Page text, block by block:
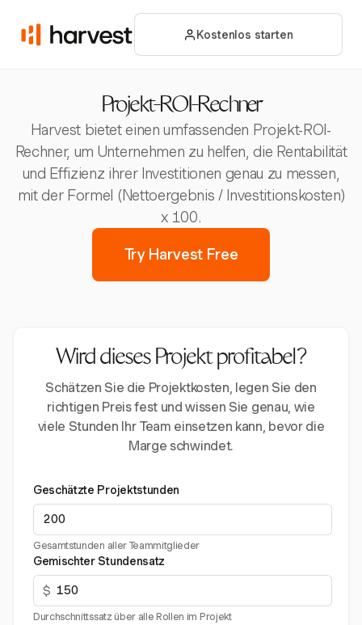
Kostenlos starten
Projekt-ROI-Rechner
Harvest bietet einen umfassenden Projekt-ROI-
Rechner, um Unternehmen zu helfen, die Rentabilität
und Effizienz ihrer Investitionen genau zu messen,
mit der Formel (Nettoergebnis / Investitionskosten)
x 100.
Try Harvest Free
Wird dieses Projekt profitabel?
Schätzen Sie die Projektkosten, legen Sie den
richtigen Preis fest und wissen Sie genau, wie
viele Stunden Ihr Team einsetzen kann, bevor die
Marge schwindet.
Geschätzte Projektstunden
Gesamtstunden aller Teammitglieder
Gemischter Stundensatz
$
Durchschnittssatz über alle Rollen im Projekt